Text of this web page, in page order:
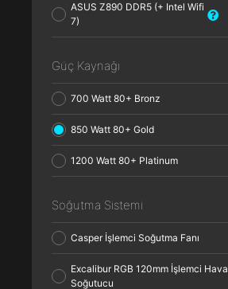
ASUS Z890 DDR5 (+ Intel Wifi
7)
Güç Kaynağı
700 Watt 80+ Bronz
850 Watt 80+ Gold
1200 Watt 80+ Platinum
Soğutma Sistemi
Casper İşlemci Soğutma Fanı
Excalibur RGB 120mm İşlemci Hava
Soğutucu